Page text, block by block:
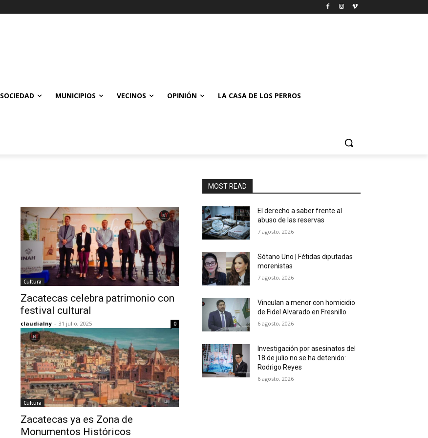
SOCIEDAD MUNICIPIOS VECINOS OPINIÓN LA CASA DE LOS PERROS
Cultura
Zacatecas celebra patrimonio con
festival cultural
claudialny - 31 julio, 2025 0
Cultura
Zacatecas ya es Zona de
Monumentos Históricos
MOST READ
El derecho a saber frente al
abuso de las reservas
7 agosto, 2026
Sótano Uno | Fétidas diputadas
morenistas
7 agosto, 2026
Vinculan a menor con homicidio
de Fidel Alvarado en Fresnillo
6 agosto, 2026
Investigación por asesinatos del
18 de julio no se ha detenido:
Rodrigo Reyes
6 agosto, 2026